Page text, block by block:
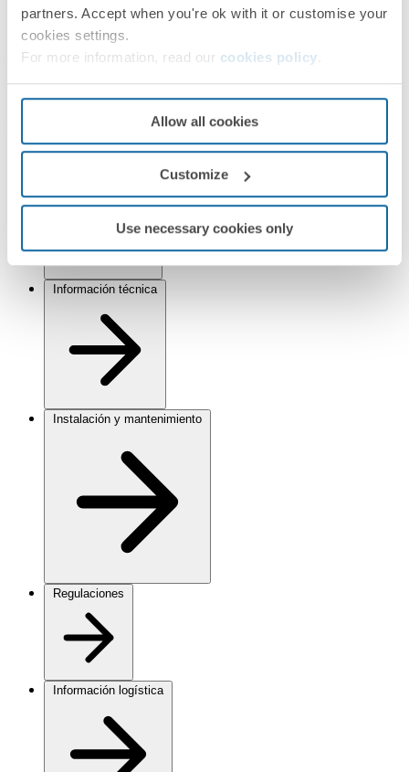
partners. Accept when you're ok with it or customise your
cookies settings.
For more information, read our cookies policy
Allow all cookies
Customize
Use necessary cookies only
Simon 82 Detail
Acabados